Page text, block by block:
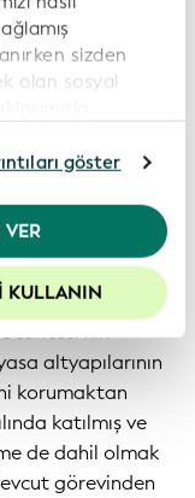
sizden
olan sosyal
rıza
için
göster
KULLANIN
güçlü bir araç
Başkanı
altyapılarının
korumaktan
katılmış ve
de dahil olmak
görevinden